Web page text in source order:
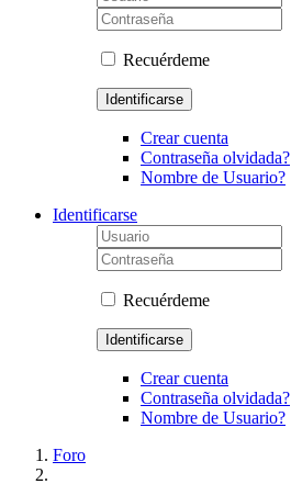
Recuérdeme
Identificarse
Crear cuenta
Contraseña olvidada?
Nombre de Usuario?
Identificarse
Recuérdeme
Identificarse
Crear cuenta
Contraseña olvidada?
Nombre de Usuario?
Foro